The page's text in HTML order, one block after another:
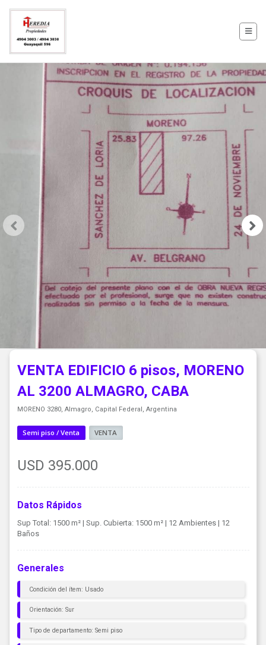
VENTA EDIFICIO 6 pisos, MORENO
AL 3200 ALMAGRO, CABA
MORENO 3280, Almagro, Capital Federal, Argentina
Semi piso / Venta VENTA
USD 395.000
Datos Rápidos
Sup Total: 1500 m² | Sup. Cubierta: 1500 m² | 12 Ambientes | 12
Baños
Generales
Condición del ítem: Usado
Orientación: Sur
Tipo de departamento: Semi piso